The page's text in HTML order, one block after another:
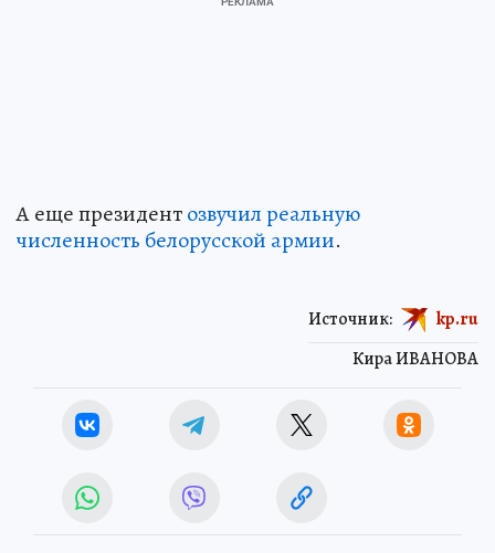
А еще президентозвучил реальную
численность белорусской армии.
Кира ИВАНОВА
Источник: kp.ru